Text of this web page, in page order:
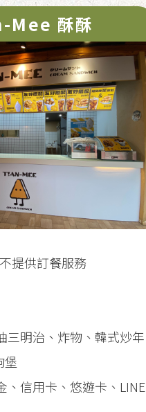
Mee 酥酥
提供訂餐服務
三明治、炸物、韓式炒年
堡
、信用卡、悠遊卡、LINE